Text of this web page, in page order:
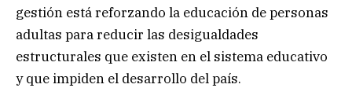
gestión está reforzando la educación de personas
adultas para reducir las desigualdades
estructurales que existen en el sistema educativo
y que impiden el desarrollo del país.